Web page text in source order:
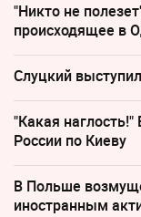
"Никто не
происходящее в
Слуцкий
"Какая
России по Киеву
В Польше
иностранным